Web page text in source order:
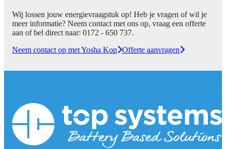
Wij lossen jouw energievraagstuk op! Heb je vragen of wil je
meer informatie? Neem contact met ons op, vraag een offerte
aan of bel direct naar: 0172 - 650 737.
Neem contact op met Yosha Kop Offerte aanvragen